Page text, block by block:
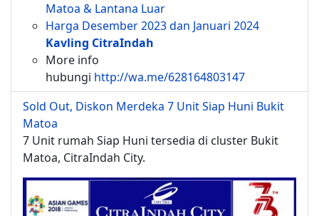
Matoa & Lantana Luar
Harga Desember 2023 dan Januari 2024
Kavling CitraIndah
More info
hubungi http://wa.me/628164803147
Sold Out, Diskon Merdeka 7 Unit Siap Huni Bukit
Matoa
7 Unit rumah Siap Huni tersedia di cluster Bukit
Matoa, CitraIndah City.